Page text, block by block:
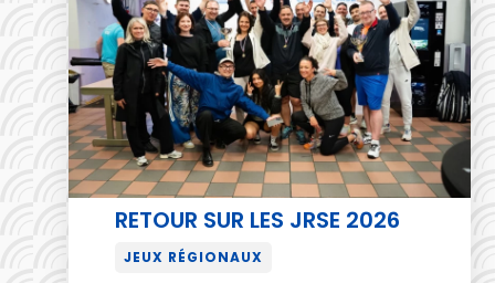
RETOUR SUR LES JRSE 2026
JEUX RÉGIONAUX